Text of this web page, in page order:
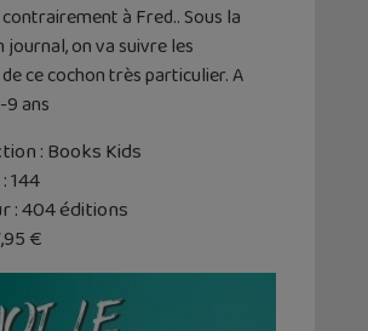
contrairement à Fred.. Sous la
journal, on va suivre les
ce cochon très particulier. A
ans
: Books Kids
144
: 404 éditions
€